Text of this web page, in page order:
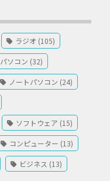
ラジオ (105)
パソコン (32)
ノートパソコン (24)
ソフトウェア (15)
コンピューター (13)
ビジネス (13)